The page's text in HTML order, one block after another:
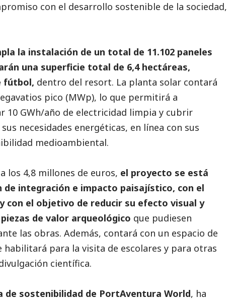
con el desarrollo sostenible de la sociedad,
la instalación de un total de 11.102 paneles
una superficie total de 6,4 hectáreas,
fútbol, dentro del resort. La planta solar contará
pico (MWp), lo que permitirá a
10 GWh/año de electricidad limpia y cubrir
necesidades energéticas, en línea con sus
medioambiental.
los 4,8 millones de euros, el proyecto se está
de integración e impacto paisajístico, con el
con el objetivo de reducir su efecto visual y
de valor arqueológico que pudiesen
las obras. Además, contará con un espacio de
habilitará para la visita de escolares y para otras
científica.
de sostenibilidad de PortAventura World, ha